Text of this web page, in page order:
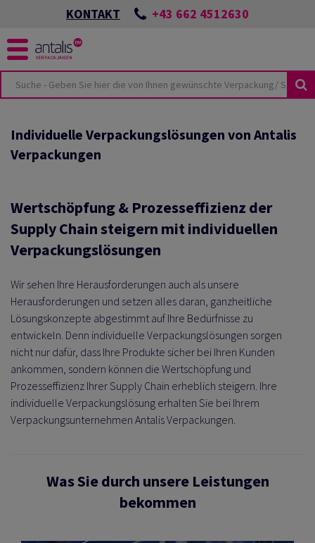
KONTAKT +43 662 4512630
& PALETTEN
TALK-FORMAT
ANTALIS
Individuelle Verpackungslösungen von Antalis
Verpackungen
Wertschöpfung & Prozesseffizienz der
Supply Chain steigern mit individuellen
Verpackungslösungen
Wir sehen Ihre Herausforderungen auch als unsere
Herausforderungen und setzen alles daran, ganzheitliche
Lösungskonzepte abgestimmt auf Ihre Bedürfnisse zu
entwickeln. Denn individuelle Verpackungslösungen sorgen
nicht nur dafür, dass Ihre Produkte sicher bei Ihren Kunden
ankommen, sondern können die Wertschöpfung und
Prozesseffizienz Ihrer Supply Chain erheblich steigern. Ihre
individuelle Verpackungslösung erhalten Sie bei Ihrem
Verpackungsunternehmen Antalis Verpackungen.
Was Sie durch unsere Leistungen
bekommen